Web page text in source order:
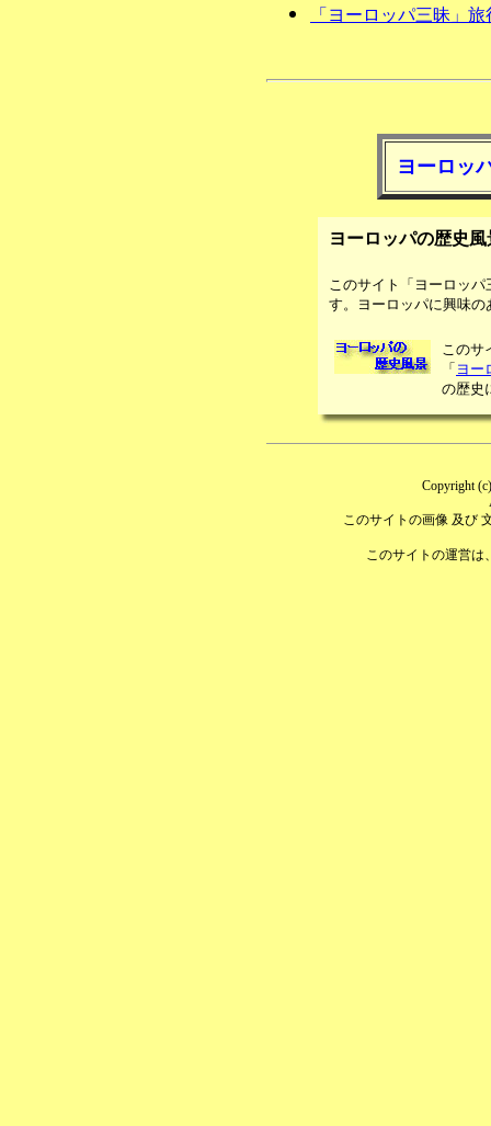
「ヨーロッパ三昧」
ヨーロッ
ヨーロッパの歴史風
このサイト「ヨーロッ
す。ヨーロッパに興味
このサ
「 ヨー
の歴史
Copyright
このサイトの画像 及び
このサイトの運営は